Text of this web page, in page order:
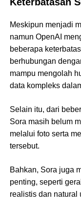
Keterbatasan
Meskipun menjadi
namun OpenAI
beberapa
berhubungan
mampu mengolah
data kompleks
Selain itu, dari
Sora masih belum
melalui foto serta
tersebut.
Bahkan, Sora juga
penting, seperti
realistis dan natural